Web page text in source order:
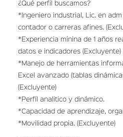
¿Qué perfil buscamos?
*Ingeniero industrial, Lic. en
contador o carreras afines.
*Experiencia mínina de 1 años
datos e indicadores (Excluyente)
*Manejo de herramientas
Excel avanzado (tablas
(Excluyente)
*Perfíl analitico y dinámico.
*Capacidad de aprendizaje,
*Movilidad propia. (Excluyente)